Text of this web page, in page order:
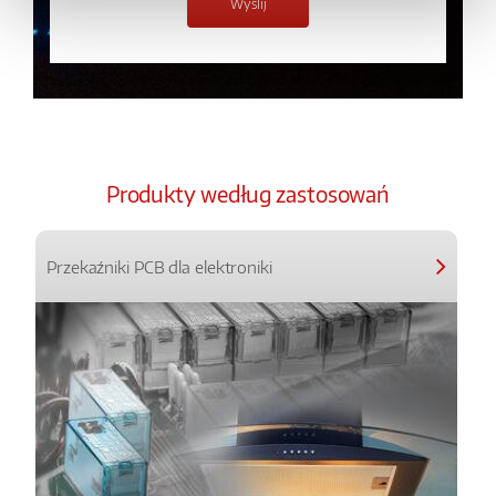
Produkty według zastosowań
Przekaźniki PCB dla elektroniki